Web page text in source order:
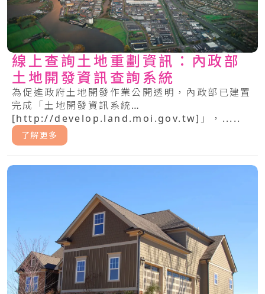
線上查詢土地重劃資訊：內政部
土地開發資訊查詢系統
為促進政府土地開發作業公開透明，內政部已建置
完成「土地開發資訊系統
[http://develop.land.moi.gov.tw]」，.....
了解更多